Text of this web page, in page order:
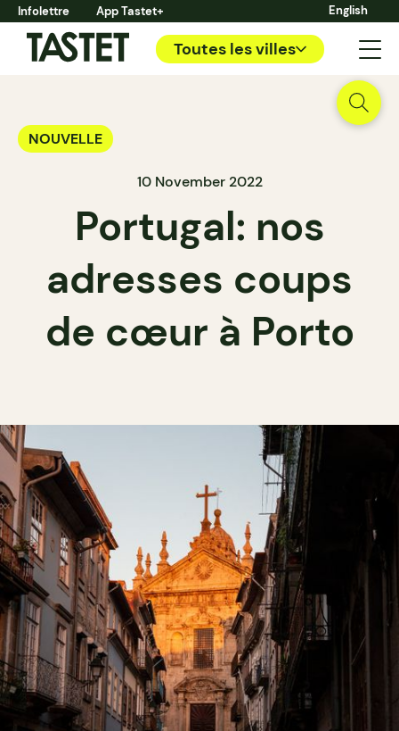
Infolettre App Tastet+ English
Toutes les villes
NOUVELLE
10 November 2022
Portugal: nos
adresses coups
de cœur à Porto